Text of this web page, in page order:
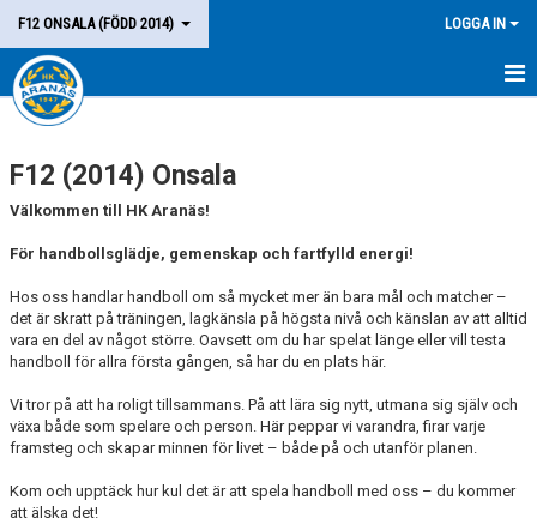
F12 ONSALA (FÖDD 2014) LOGGA IN
HEM
LAGET
KONTAKT
F12 (2014) Onsala
Välkommen till HK Aranäs!
För handbollsglädje, gemenskap och fartfylld energi!
Hos oss handlar handboll om så mycket mer än bara mål och matcher –
det är skratt på träningen, lagkänsla på högsta nivå och känslan av att alltid
vara en del av något större. Oavsett om du har spelat länge eller vill testa
handboll för allra första gången, så har du en plats här.
Vi tror på att ha roligt tillsammans. På att lära sig nytt, utmana sig själv och
växa både som spelare och person. Här peppar vi varandra, firar varje
framsteg och skapar minnen för livet – både på och utanför planen.
Kom och upptäck hur kul det är att spela handboll med oss – du kommer
att älska det!